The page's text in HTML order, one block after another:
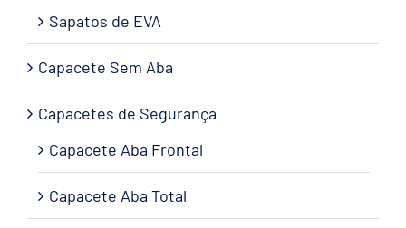
Sapatos de EVA
Capacete Sem Aba
Capacetes de Segurança
Capacete Aba Frontal
Capacete Aba Total